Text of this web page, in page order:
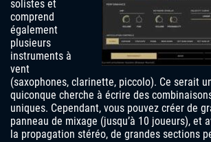
solistes et
comprend
également
plusieurs
instruments à
vent
(saxophones, clarinette, piccolo). Ce serait
quiconque cherche à écrire des
uniques. Cependant, vous pouvez créer de
panneau de mixage (jusqu’à 10 joueurs), et
la propagation stéréo, de grandes sections